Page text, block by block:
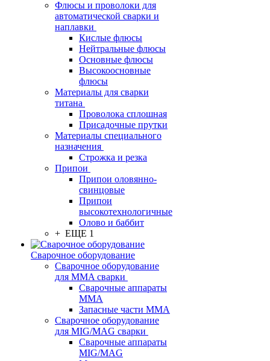
Флюсы и проволоки для
автоматической сварки и
наплавки
Кислые флюсы
Нейтральные флюсы
Основные флюсы
Высокоосновные
флюсы
Материалы для сварки
титана
Проволока сплошная
Присадочные прутки
Материалы специального
назначения
Строжка и резка
Припои
Припои оловянно-
свинцовые
Припои
высокотехнологичные
Олово и баббит
+ ЕЩЕ 1
Сварочное оборудование
Сварочное оборудование
для MMA сварки
Сварочные аппараты
MMA
Запасные части MMA
Сварочное оборудование
для MIG/MAG сварки
Сварочные аппараты
MIG/MAG